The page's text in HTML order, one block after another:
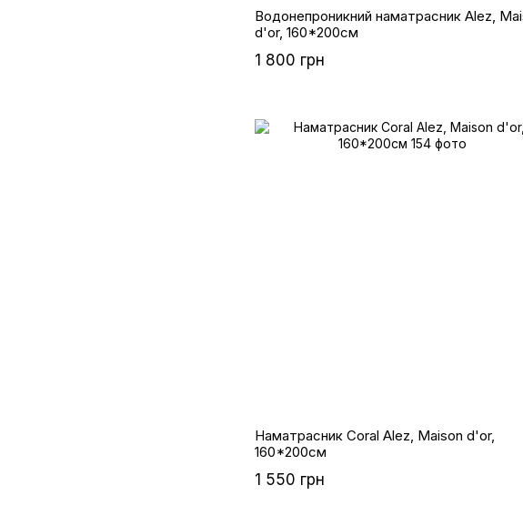
Водонепроникний наматрасник Alez,
d'or, 160*200см
1 800 грн
Наматрасник Coral Alez, Maison d'or,
160*200см
1 550 грн